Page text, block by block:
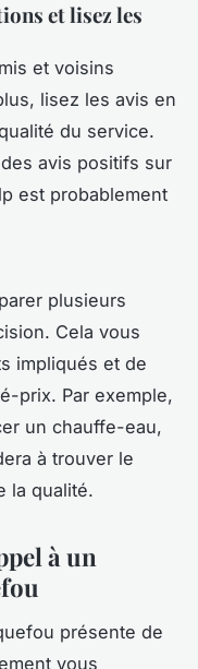
et lisez les
et voisins
lisez les avis en
du service.
avis positifs sur
est probablement
plusieurs
Cela vous
impliqués et de
prix. Par exemple,
un chauffe-eau,
à trouver le
la qualité.
à un
présente de
vous